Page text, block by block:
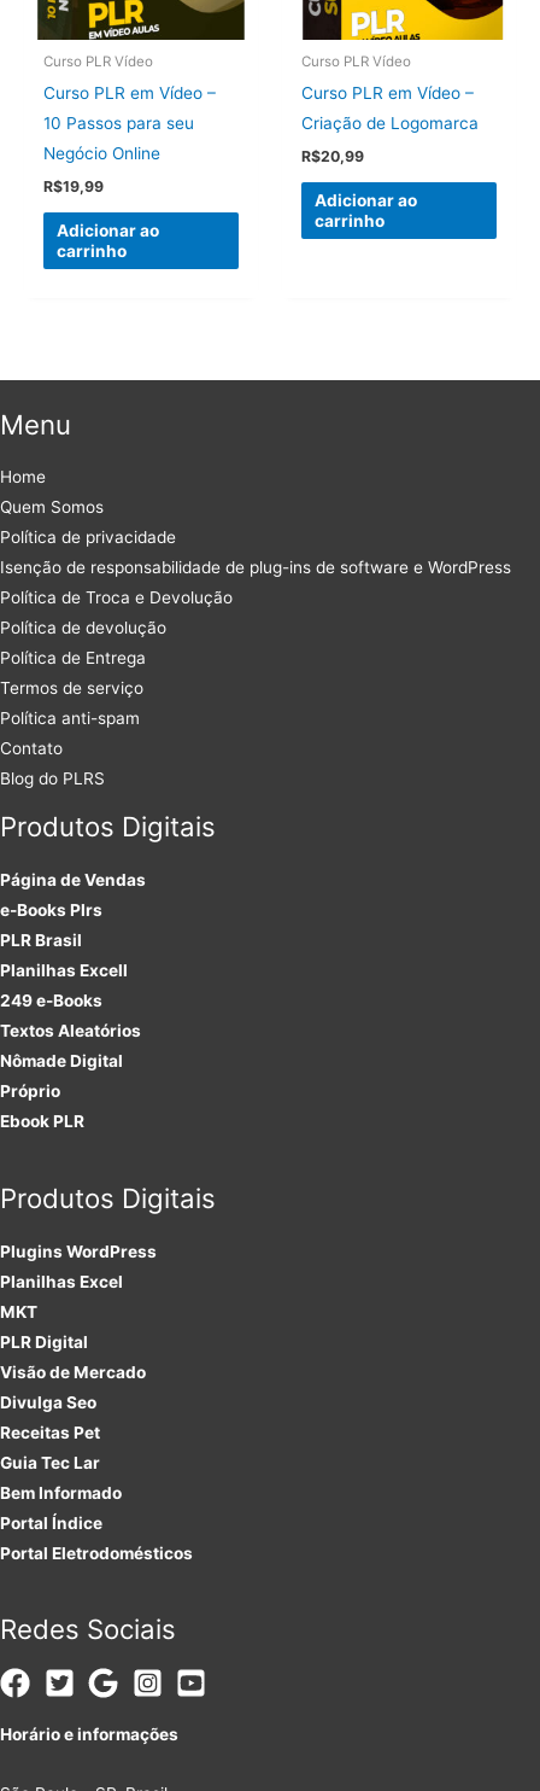
Curso PLR Vídeo
Curso PLR em Vídeo –
10 Passos para seu
Negócio Online
R$19,99
Adicionar ao
carrinho
Curso PLR Vídeo
Curso PLR em Vídeo –
Criação de Logomarca
R$20,99
Adicionar ao
carrinho
Menu
Home
Quem Somos
Política de privacidade
Isenção de responsabilidade de plug-ins de software e WordPress
Política de Troca e Devolução
Política de devolução
Política de Entrega
Termos de serviço
Política anti-spam
Contato
Blog do PLRS
Produtos Digitais
Página de Vendas
e-Books Plrs
PLR Brasil
Planilhas Excell
249 e-Books
Textos Aleatórios
Nômade Digital
Próprio
Ebook PLR
Produtos Digitais
PluginsWordPress
Planilhas Excel
MKT
PLRDigital
Visão de Mercado
Divulga Seo
Receitas Pet
Guia Tec Lar
Bem Informado
Portal Índice
Portal Eletrodomésticos
Redes Sociais
Horário e informações